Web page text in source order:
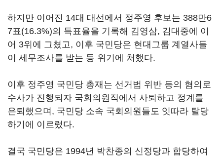
하지만 이어진 14대 대선에서 정주영 후보는 388만6
7표(16.3%)의 득표율을 기록해 김영삼, 김대중에 이
어 3위에 그쳤고, 이후 국민당은 현대그룹 계열사들
이 세무조사를 받는 등 위기에 처했다.
이후 정주영 국민당 총재는 선거법 위반 등의 혐의로
수사가 진행되자 국회의원직에서 사퇴하고 정계를
은퇴했으며, 국민당 소속 국회의원들도 잇따라 탈당
하기에 이르렀다.
결국 국민당은 1994년 박찬종의 신정당과 합당하여